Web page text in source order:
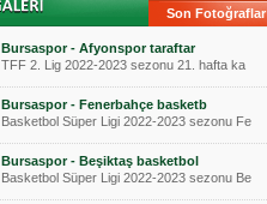
Son Fotoğraflar
Bursaspor - Afyonspor taraftar
TFF 2. Lig 2022-2023 sezonu 21. hafta ka
Bursaspor - Fenerbahçe basketb
Basketbol Süper Ligi 2022-2023 sezonu Fe
Bursaspor - Beşiktaş basketbol
Basketbol Süper Ligi 2022-2023 sezonu Be